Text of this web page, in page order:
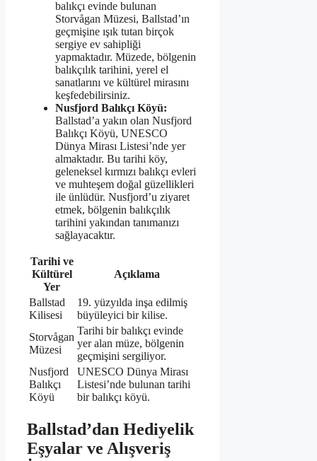
balıkçı evinde bulunan
Storvågan Müzesi, Ballstad’ın
geçmişine ışık tutan birçok
sergiye ev sahipliği
yapmaktadır. Müzede, bölgenin
balıkçılık tarihini, yerel el
sanatlarını ve kültürel mirasını
keşfedebilirsiniz.
Nusfjord Balıkçı Köyü:
Ballstad’a yakın olan Nusfjord
Balıkçı Köyü, UNESCO
Dünya Mirası Listesi’nde yer
almaktadır. Bu tarihi köy,
geleneksel kırmızı balıkçı evleri
ve muhteşem doğal güzellikleri
ile ünlüdür. Nusfjord’u ziyaret
etmek, bölgenin balıkçılık
tarihini yakından tanımanızı
sağlayacaktır.
Tarihi ve
Kültürel
Yer
Açıklama
Ballstad
Kilisesi
19. yüzyılda inşa edilmiş
büyüleyici bir kilise.
Storvågan
Müzesi
Tarihi bir balıkçı evinde
yer alan müze, bölgenin
geçmişini sergiliyor.
Nusfjord
Balıkçı
Köyü
UNESCO Dünya Mirası
Listesi’nde bulunan tarihi
bir balıkçı köyü.
Ballstad’dan Hediyelik
Eşyalar ve Alışveriş